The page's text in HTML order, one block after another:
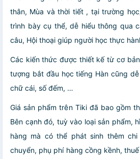
thân, Mùa và thời tiết , tại trường
trình bày cụ thể, dễ hiểu thông qua
câu, Hội thoại giúp người học thực
Các kiến thức được thiết kế từ cơ
tượng bắt đầu học tiếng Hàn cũng
chữ cái, số đếm, …
Giá sản phẩm trên Tiki đã bao gồm
Bên cạnh đó, tuỳ vào loại sản phẩm,
hàng mà có thể phát sinh thêm
chuyển, phụ phí hàng cồng kềnh,